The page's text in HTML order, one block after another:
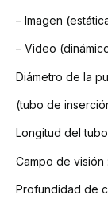
– Imagen
– Video
Diámetro de la
(tubo de
Longitud del
Campo de visión :
Profundidad de